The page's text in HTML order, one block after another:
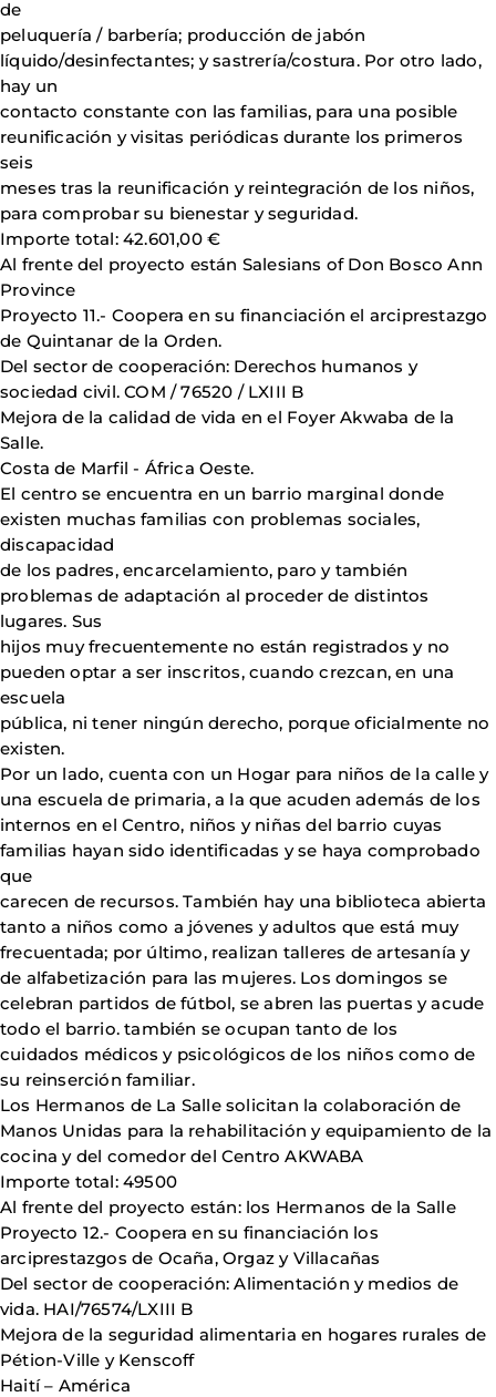
de
peluquería / barbería; producción de jabón
líquido/desinfectantes; y sastrería/costura. Por otro lado,
hay un
contacto constante con las familias, para una posible
reunificación y visitas periódicas durante los primeros
seis
meses tras la reunificación y reintegración de los niños,
para comprobar su bienestar y seguridad.
Importe total: 42.601,00 €
Al frente del proyecto están Salesians of Don Bosco Ann
Province
Proyecto 11.- Coopera en su financiación el arciprestazgo
de Quintanar de la Orden.
Del sector de cooperación: Derechos humanos y
sociedad civil. COM / 76520 / LXIII B
Mejora de la calidad de vida en el Foyer Akwaba de la
Salle.
Costa de Marfil - África Oeste.
El centro se encuentra en un barrio marginal donde
existen muchas familias con problemas sociales,
discapacidad
de los padres, encarcelamiento, paro y también
problemas de adaptación al proceder de distintos
lugares. Sus
hijos muy frecuentemente no están registrados y no
pueden optar a ser inscritos, cuando crezcan, en una
escuela
pública, ni tener ningún derecho, porque oficialmente no
existen.
Por un lado, cuenta con un Hogar para niños de la calle y
una escuela de primaria, a la que acuden además de los
internos en el Centro, niños y niñas del barrio cuyas
familias hayan sido identificadas y se haya comprobado
que
carecen de recursos. También hay una biblioteca abierta
tanto a niños como a jóvenes y adultos que está muy
frecuentada; por último, realizan talleres de artesanía y
de alfabetización para las mujeres. Los domingos se
celebran partidos de fútbol, se abren las puertas y acude
todo el barrio. también se ocupan tanto de los
cuidados médicos y psicológicos de los niños como de
su reinserción familiar.
Los Hermanos de La Salle solicitan la colaboración de
Manos Unidas para la rehabilitación y equipamiento de la
cocina y del comedor del Centro AKWABA
Importe total: 49500
Al frente del proyecto están: los Hermanos de la Salle
Proyecto 12.- Coopera en su financiación los
arciprestazgos de Ocaña, Orgaz y Villacañas
Del sector de cooperación: Alimentación y medios de
vida. HAI/76574/LXIII B
Mejora de la seguridad alimentaria en hogares rurales de
Pétion-Ville y Kenscoff
Haití – América